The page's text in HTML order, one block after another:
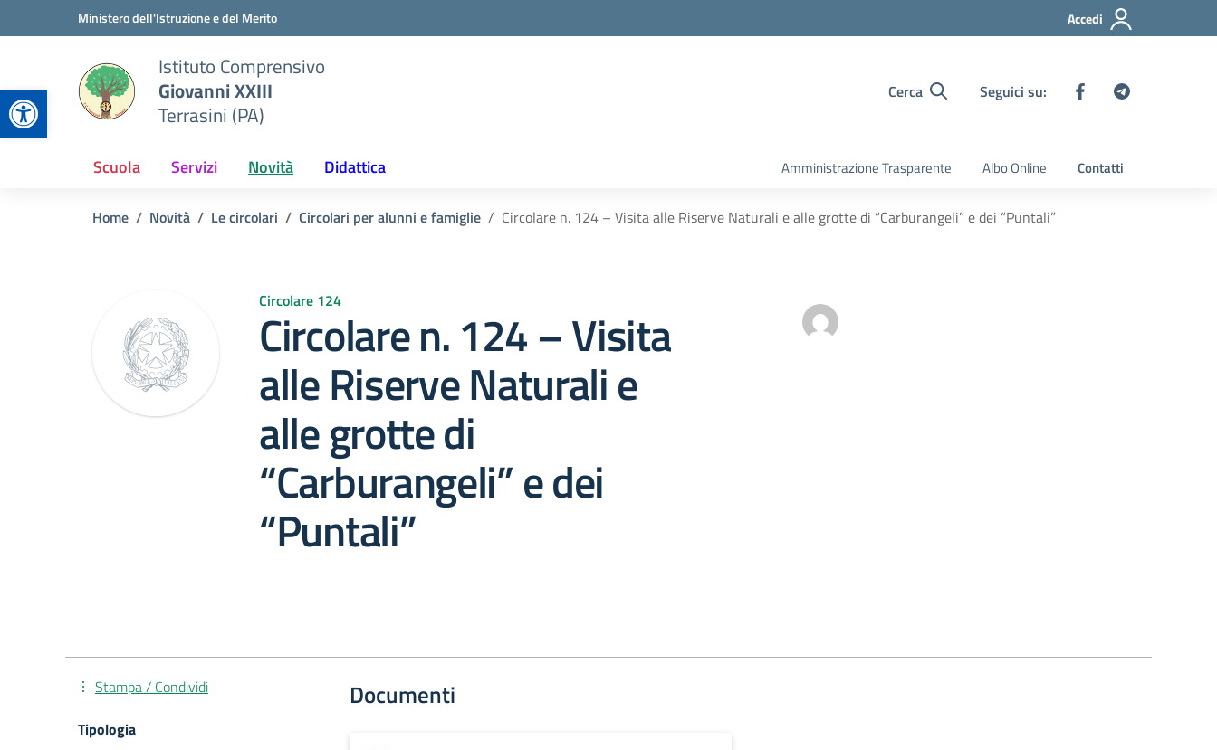
Apri la barra degli strumenti
Vai ai contenuti
Vai al menu di navigazioneMinistero dell'Istruzione e del Merito Accedi
Istituto Comprensivo
Giovanni XXIII
Terrasini (PA)
Cerca Seguici su:
Scuola Servizi Novità Didattica Amministrazione Trasparente Albo Online Contatti
Home Novità Le circolari Circolari per alunni e famiglie Circolare n. 124 – Visita alle Riserve Naturali e alle grotte di “Carburangeli” e dei “Puntali”
Circolare 124
Circolare n. 124 – Visita
alle Riserve Naturali e
alle grotte di
“Carburangeli” e dei
“Puntali”
Documenti
Stampa / Condividi
Tipologia